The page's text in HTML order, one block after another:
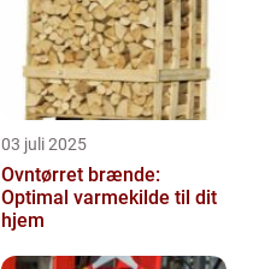
03 juli 2025
Ovntørret brænde:
Optimal varmekilde til dit
hjem